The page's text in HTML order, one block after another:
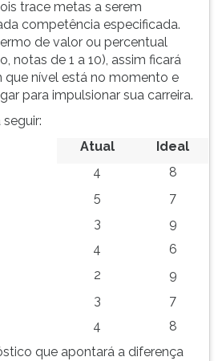
trace metas a serem
competência especificada.
de valor ou percentual
notas de 1 a 10), assim ficará
que nível está no momento e
para impulsionar sua carreira.
Atual
Ideal
4
8
5
7
3
9
4
6
2
9
3
7
4
8
que apontará a diferença